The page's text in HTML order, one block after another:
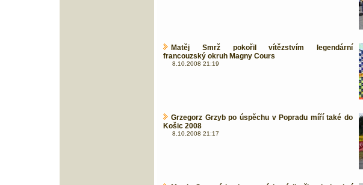
Matěj Smrž pokořil vítězstvím legendární
francouzský okruh Magny Cours
8.10.2008 21:19
Grzegorz Grzyb po úspěchu v Popradu míří také do
Košic 2008
8.10.2008 21:17